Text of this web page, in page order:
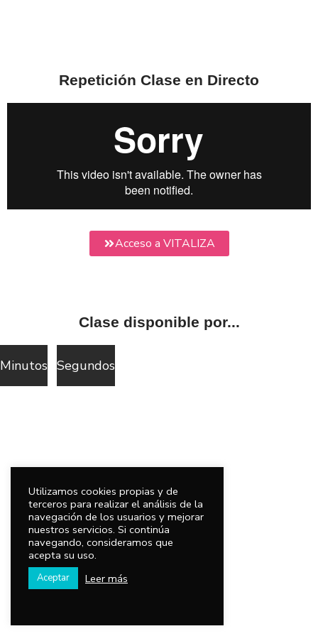
Repetición Clase en Directo
Acceso a VITALIZA
Clase disponible por...
Minutos Segundos
Utilizamos cookies propias y de
terceros para realizar el análisis de la
navegación de los usuarios y mejorar
nuestros servicios. Si continúa
navegando, consideramos que
acepta su uso.
Aceptar Leer más